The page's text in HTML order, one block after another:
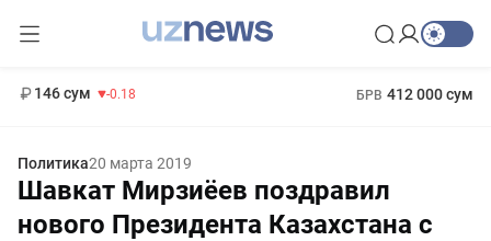
146 сум -0.18 БРВ 412 000 сум
Политика20 марта 2019
Шавкат Мирзиёев поздравил
нового Президента Казахстана с